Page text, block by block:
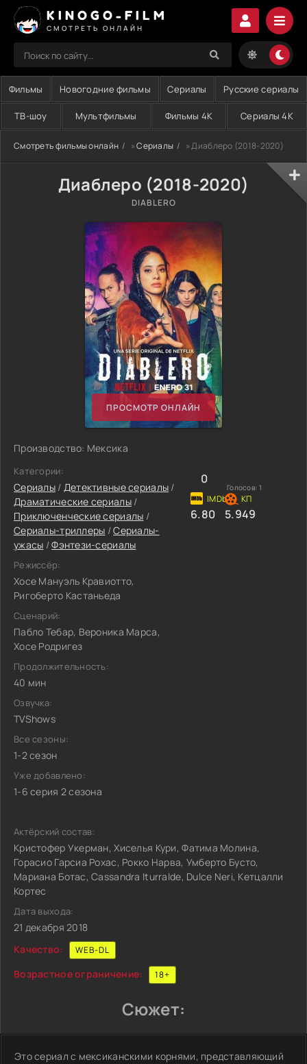
KINOGO-FILM
СМОТРЕТЬ ОНЛАЙН
Фильмы Новогодние фильмы Сериалы Русские сериалы
ТВ-шоу Мультфильмы Фильмы 4K Сериалы 4K
Смотреть фильмы онлайн »Сериалы » Диаблеро (2018-2020)
Диаблеро (2018-2020)
DIABLERO
ПРОСМОТР ОНЛАЙН
Производство: Мексика
Категории:
Сериалы/ Детективные сериалы /
Драматические сериалы/
Приключенческие сериалы /
Сериалы-триллеры /Сериалы-
ужасы /Фэнтези-сериалы
Режиссёр:
Хосе Мануэль Кравиотто,
Ригоберто Кастаньеда
Сценарий:
Пабло Тебар, Вероника Марса,
Хосе Родригез
Продолжительность:
40 мин
Озвучка:
TVShows
Все сезоны:
1-2 сезон
Уже добавлено:
1-6 серия 2 сезона
0
Голосов: 1
6.80 5.949
Актёрский состав:
Кристофер Укерман, Хиселья Кури, Фатима Молина,
Горасио Гарсиа Рохас, Рокко Нарва, Умберто Бусто,
Мариана Ботас, Cassandra Iturralde, Dulce Neri, Кетцалли
Кортес
Дата выхода:
21 декабря 2018
Качество:
WEB-DL
Возрастное ограничение: 18+
Сюжет:
Это сериал с мексиканскими корнями, представляющий